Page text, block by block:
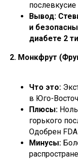
Вывод:
и
диабете 2
2. Монкфрут
Что это:
в Юго-
Плюсы:
горького
Одобрен
Минусы: